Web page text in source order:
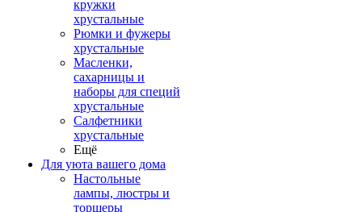
кружки
хрустальные
Рюмки и фужеры
хрустальные
Масленки,
сахарницы и
наборы для специй
хрустальные
Салфетники
хрустальные
Ещё
Для уюта вашего дома
Настольные
лампы, люстры и
торшеры